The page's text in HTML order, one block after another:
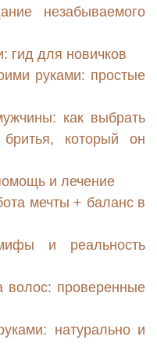
незабываемого
гид для новичков
руками: простые
как выбрать
который он
и лечение
мечты + баланс в
и реальность
волос: проверенные
натурально и